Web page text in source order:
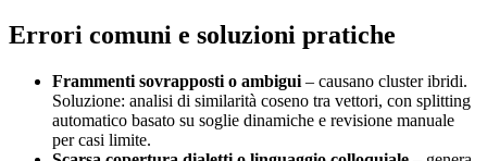
Errori comuni e soluzioni pratiche
Frammenti sovrapposti o ambigui – causano cluster ibridi.
Soluzione: analisi di similarità coseno tra vettori, con splitting
automatico basato su soglie dinamiche e revisione manuale
per casi limite.